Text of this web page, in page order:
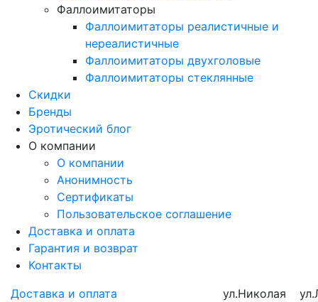
Фаллоимитаторы
Фаллоимитаторы реалистичные и
нереалистичные
Фаллоимитаторы двухголовые
Фаллоимитаторы стеклянные
Скидки
Бренды
Эротический блог
О компании
О компании
Анонимность
Сертификаты
Пользовательское соглашение
Доставка и оплата
Гарантия и возврат
Контакты
Доставка и оплата
ул.Николая